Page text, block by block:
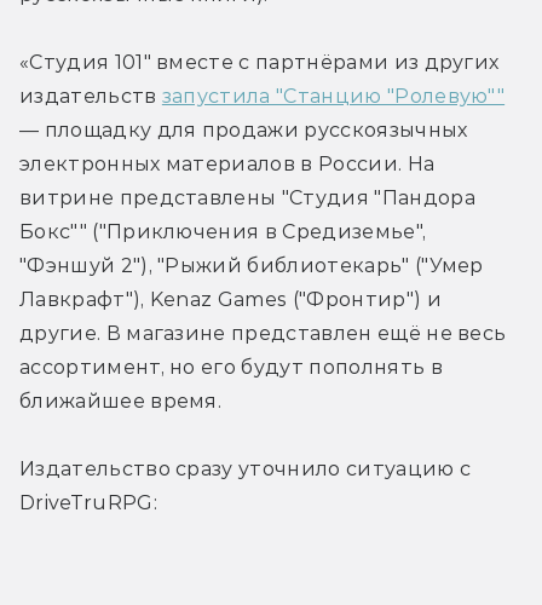
«Студия 101" вместе с партнёрами из других
издательств запустила "Станцию "Ролевую""
— площадку для продажи русскоязычных
электронных материалов в России. На
витрине представлены "Студия "Пандора
Бокс"" ("Приключения в Средиземье",
"Фэншуй 2"), "Рыжий библиотекарь" ("Умер
Лавкрафт"), Kenaz Games ("Фронтир") и
другие. В магазине представлен ещё не весь
ассортимент, но его будут пополнять в
ближайшее время.
Издательство сразу уточнило ситуацию с
DriveTruRPG: